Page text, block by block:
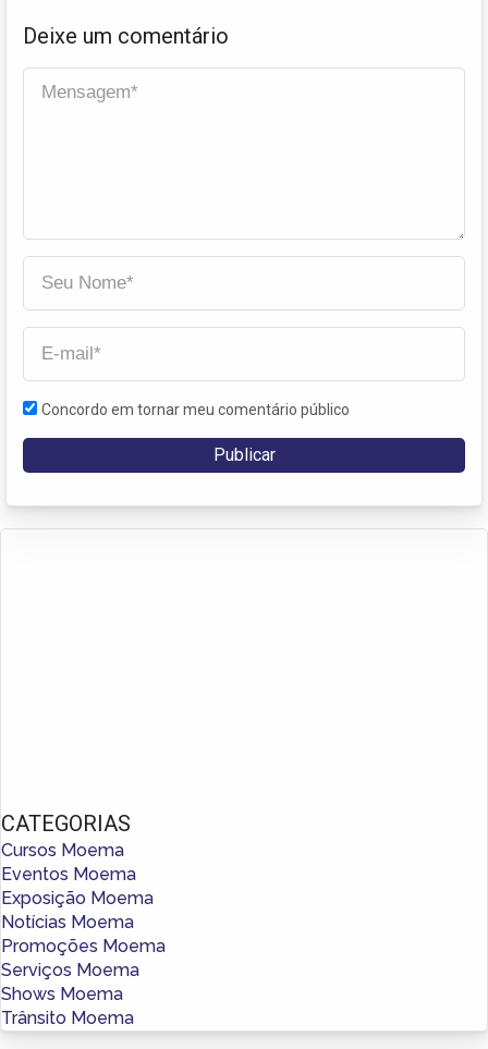
Deixe um comentário
Concordo em tornar meu comentário público
CATEGORIAS
Cursos Moema
Eventos Moema
Exposição Moema
Notícias Moema
Promoções Moema
Serviços Moema
Shows Moema
Trânsito Moema